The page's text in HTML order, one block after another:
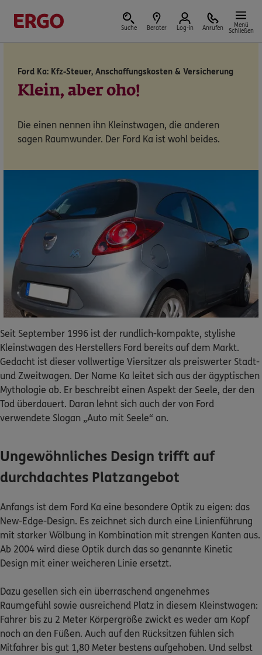
Suche Berater Log-in Anrufen
Menü
Schließen
Versicherungen & Finanzen
Jetzt informieren
Nicht sicher, was Sie benötigen?
Dann lassen Sie sich helfen.
Service
Meine Versicherungen
Sehen Sie auf einen Blick Ihre Versicherungen bei ERGO,
dem ERGO Rechtsschutz und der DKV.
Schaden- oder Leistungsfall melden
Bequem online oder telefonisch.
Kontakt
Meine Versicherungen
Sehen Sie auf einen Blick Ihre Versicherungen bei ERGO,
dem ERGO Rechtsschutz und der DKV.
Ford Ka: Kfz-Steuer, Anschaffungskosten & Versicherung
Klein, aber oho!
Die einen nennen ihn Kleinstwagen, die anderen
sagen Raumwunder. Der Ford Ka ist wohl beides.
Seit September 1996 ist der rundlich-kompakte, stylishe
Kleinstwagen des Herstellers Ford bereits auf dem Markt.
Gedacht ist dieser vollwertige Viersitzer als preiswerter Stadt-
und Zweitwagen. Der Name Ka leitet sich aus der ägyptischen
Mythologie ab. Er beschreibt einen Aspekt der Seele, der den
Tod überdauert. Daran lehnt sich auch der von Ford
verwendete Slogan „Auto mit Seele“ an.
Ungewöhnliches Design trifft auf
durchdachtes Platzangebot
Anfangs ist dem Ford Ka eine besondere Optik zu eigen: das
New-Edge-Design. Es zeichnet sich durch eine Linienführung
mit starker Wölbung in Kombination mit strengen Kanten aus.
Ab 2004 wird diese Optik durch das so genannte Kinetic
Design mit einer weicheren Linie ersetzt.
Dazu gesellen sich ein überraschend angenehmes
Raumgefühl sowie ausreichend Platz in diesem Kleinstwagen:
Fahrer bis zu 2 Meter Körpergröße zwickt es weder am Kopf
noch an den Füßen. Auch auf den Rücksitzen fühlen sich
Mitfahrer bis gut 1,80 Meter bestens aufgehoben. Und selbst